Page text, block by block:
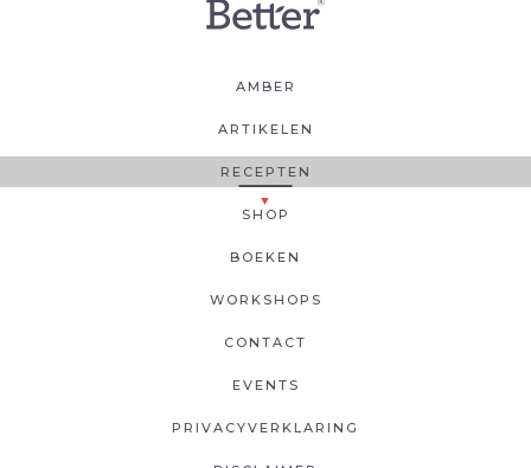
AMBER
ARTIKELEN
RECEPTEN
SHOP
BOEKEN
WORKSHOPS
CONTACT
EVENTS
PRIVACYVERKLARING